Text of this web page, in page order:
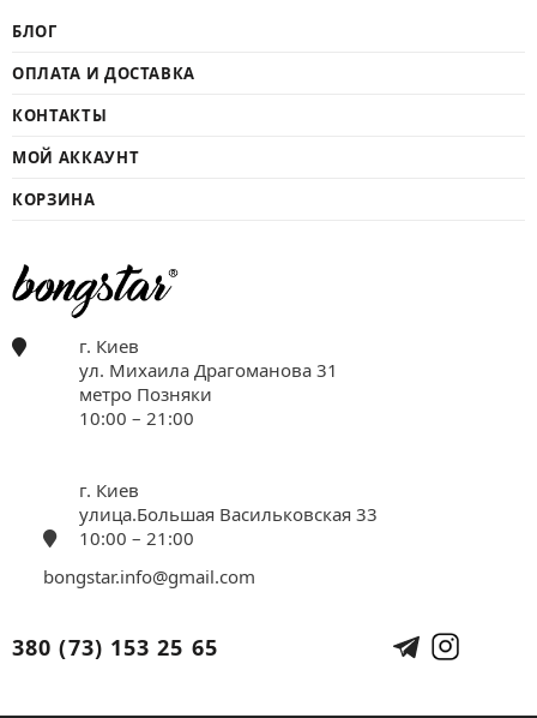
БЛОГ
ОПЛАТА И ДОСТАВКА
КОНТАКТЫ
МОЙ АККАУНТ
КОРЗИНА
г. Киев
ул. Михаила Драгоманова 31
метро Позняки
10:00 – 21:00
г. Киев
улица.Большая Васильковская 33
10:00 – 21:00
bongstar.info@gmail.com
380 (73) 153 25 65